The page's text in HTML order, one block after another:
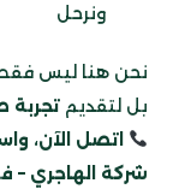
ونرحل
نحن هنا ليس فقط
بل لتقديم تجربة
اتصل الآن،
شركة الهاجري –